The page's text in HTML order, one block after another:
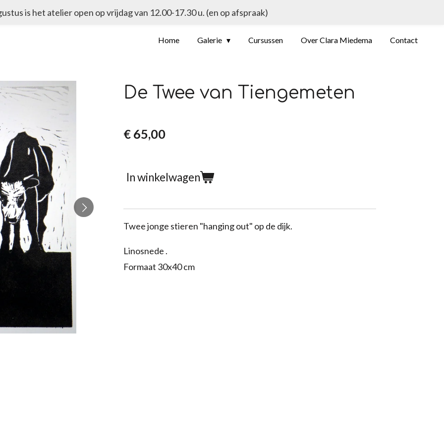
is het atelier open op vrijdag van 12.00-17.30 u. (en op afspraak)
Home Galerie Cursussen Over Clara Miedema Contact
De Twee van Tiengemeten
€ 65,00
In winkelwagen
Twee jonge stieren "hanging out" op de dijk.
Linosnede .
Formaat 30x40 cm